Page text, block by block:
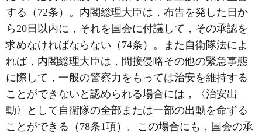
する（72条）。内閣総理大臣は，布告を発した日か
ら20日以内に，それを国会に付議して，その承認を
求めなければならない（74条）。また自衛隊法によ
れば，内閣総理大臣は，間接侵略その他の緊急事態
に際して，一般の警察力をもっては治安を維持する
ことができないと認められる場合には，〈治安出
動〉として自衛隊の全部または一部の出動を命ずる
ことができる（78条1項）。この場合にも，国会の承